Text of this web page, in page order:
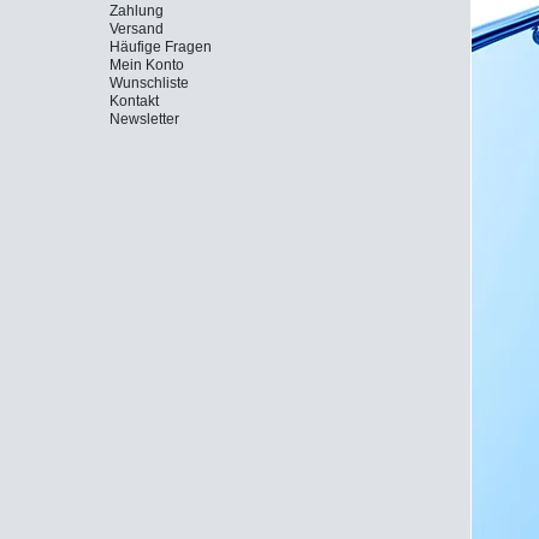
Zahlung
Versand
Häufige Fragen
Mein Konto
Wunschliste
Kontakt
Newsletter